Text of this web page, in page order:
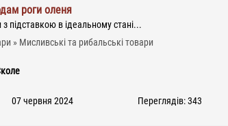
роги оленя
з підставкою в ідеальному стані...
Мисливські та рибальські товари
07 червня 2024 Переглядів: 343